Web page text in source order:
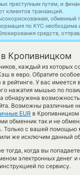
преступным путем, и
клиентов транзакций.
по KYC необходима
средств,
Кропивницком
каждый из которых
в евро. Обратите
рейтинге. У вас имеется
нажатия мышью по
обнаружена
Возможны различные
EUR в
обменник так и не
Только с вашей
же исключим данный
тогда, когда вы
электронных денег
по сервису.